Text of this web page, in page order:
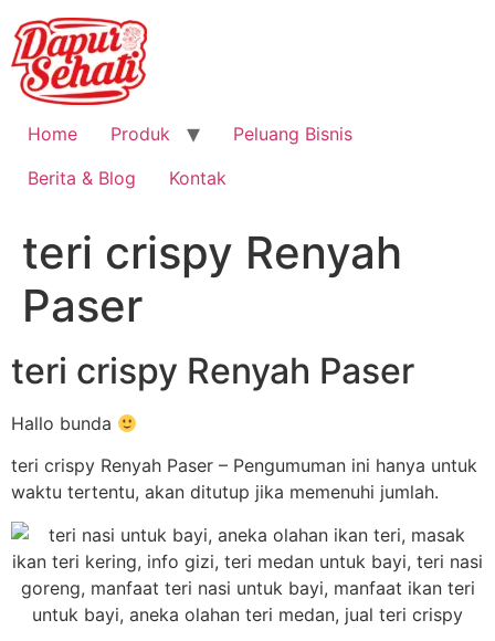
Home Produk
Peluang Bisnis
Berita & Blog
Kontak
teri crispy Renyah
Paser
teri crispy Renyah Paser
Hallo bunda
teri crispy Renyah Paser – Pengumuman ini hanya untuk
waktu tertentu, akan ditutup jika memenuhi jumlah.